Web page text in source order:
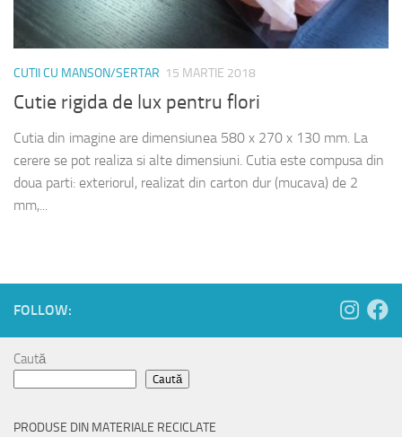
CUTII CU MANSON/SERTAR 15 MARTIE 2018
Cutie rigida de lux pentru flori
Cutia din imagine are dimensiunea 580 x 270 x 130 mm. La
cerere se pot realiza si alte dimensiuni. Cutia este compusa din
doua parti: exteriorul, realizat din carton dur (mucava) de 2
mm,...
FOLLOW:
Caută
Caută
PRODUSE DIN MATERIALE RECICLATE